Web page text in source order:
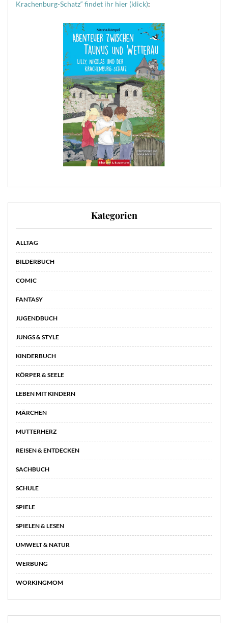
Krachenburg-Schatz“ findet ihr hier (klick):
Kategorien
ALLTAG
BILDERBUCH
COMIC
FANTASY
JUGENDBUCH
JUNGS & STYLE
KINDERBUCH
KÖRPER & SEELE
LEBEN MIT KINDERN
MÄRCHEN
MUTTERHERZ
REISEN & ENTDECKEN
SACHBUCH
SCHULE
SPIELE
SPIELEN & LESEN
UMWELT & NATUR
WERBUNG
WORKINGMOM